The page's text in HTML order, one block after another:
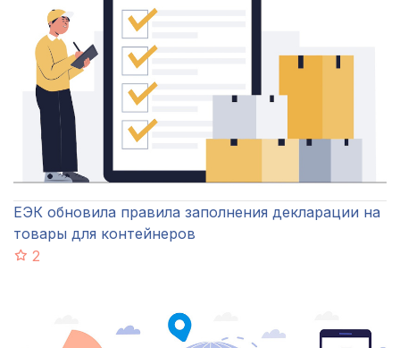
ЕЭК обновила правила заполнения декларации на
товары для контейнеров
2